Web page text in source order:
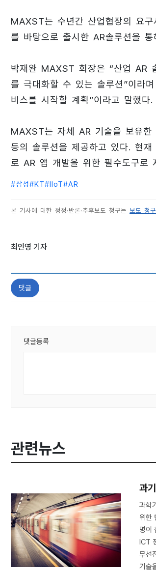
MAXST는 수년간 산업협장의 요
를 바탕으로 출시한 AR솔루션을
박재완 MAXST 회장은 “산업 AR
를 극대화할 수 있는 솔루션”이라
비스를 시작할 계획”이라고 말했다.
MAXST는 자체 AR 기술을 보유
등의 솔루션을 제공하고 있다. 현
로 AR 앱 개발을 위한 필수도구로
#삼성#KT#IIoT#AR
본 기사에 대한 정정·반론·추후보도 청구는 보도 청
최인영 기자
댓글
댓글등록
관련뉴스
과
과학
위한
명이
ICT
무선
기술